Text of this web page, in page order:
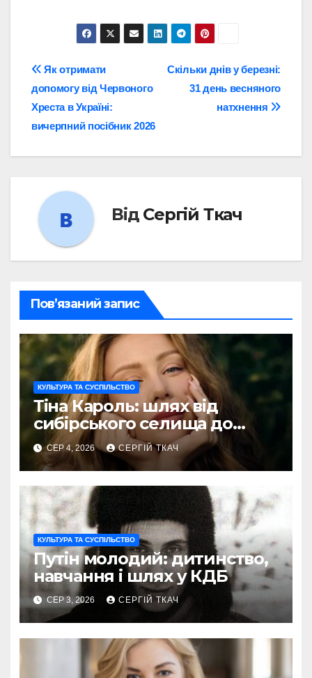
Навігація
записів
Скільки днів у березні:
31 день весняного
натхнення
Як отримати
допомогу від Червоного
Хреста в Україні:
вичерпний посібник 2026
Від Сергій Ткач
Пов’язаний запис
КУЛЬТУРА ТА СУСПІЛЬСТВО
Тіна Кароль: шлях від
сибірського селища до
голосу України
СЕР 4, 2026 СЕРГІЙ ТКАЧ
КУЛЬТУРА ТА СУСПІЛЬСТВО
Путін молодий: дитинство,
навчання і шлях у КДБ
СЕР 3, 2026 СЕРГІЙ ТКАЧ